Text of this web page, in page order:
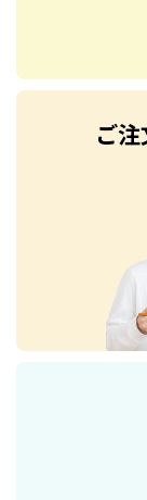
ご